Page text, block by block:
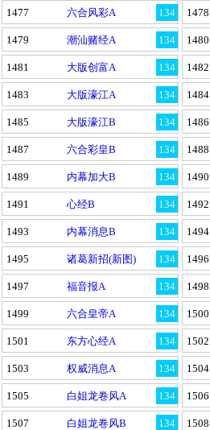
134
1477 六合风彩A 1478
134
1479 潮汕赌经A 1480
134
1481 大版创富A 1482
134
1483 大版濠江A 1484
134
1485 大版濠江B 1486
134
1487 六合彩皇B 1488
134
1489 内幕加大B 1490
134
1491 心经B 1492
134
1493 内幕消息B 1494
134
1495 诸葛新招(新图) 1496
134
1497 福音报A 1498
134
1499 六合皇帝A 1500
134
1501 东方心经A 1502
134
1503 权威消息A 1504
134
1505 白姐龙卷风A 1506
134
1507 白姐龙卷风B 1508